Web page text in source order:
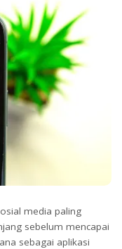
media paling
sebelum mencapai
sebagai aplikasi